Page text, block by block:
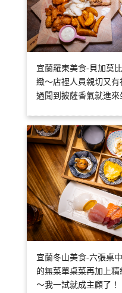
宜蘭羅東美食-貝加莫
緻～店裡人員親切又
過聞到披薩香氣就進
宜蘭冬山美食-六張桌
的無菜單桌菜再加上
～我一試就成主顧了！